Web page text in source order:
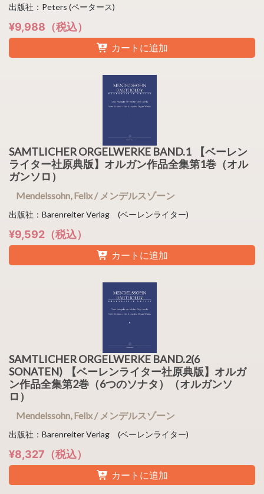
出版社：Peters (ペータース)
¥9,988（税込）
カートに追加
SAMTLICHER ORGELWERKE BAND.1 【ベーレン
ライター社原典版】オルガン作品全集第1巻（オル
ガンソロ）
Mendelssohn, Felix / メンデルスゾーン
出版社：Barenreiter Verlag (ベーレンライター)
¥9,592（税込）
カートに追加
SAMTLICHER ORGELWERKE BAND.2(6
SONATEN) 【ベーレンライター社原典版】オルガ
ン作品全集第2巻（6つのソナタ）（オルガンソ
ロ）
Mendelssohn, Felix / メンデルスゾーン
出版社：Barenreiter Verlag (ベーレンライター)
¥8,327（税込）
カートに追加